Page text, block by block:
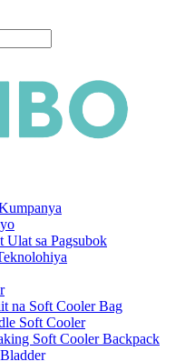
Ulat sa Pagsubok
na Soft Cooler Bag
Soft Cooler
Soft Cooler Backpack